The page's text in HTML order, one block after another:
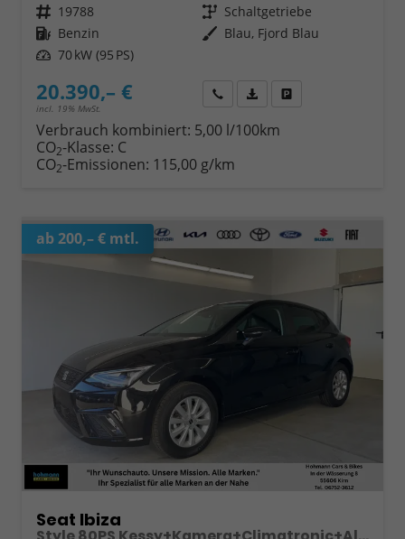
Fahrzeugnr. 19788 Getriebe Schaltgetriebe
Kraftstoff Benzin Außenfarbe Blau, Fjord Blau
Leistung 70 kW (95 PS)
20.390,– €
incl. 19% MwSt.
Wir rufen Sie anFahrzeugexposé (PDF)
Verbrauch kombiniert: 5,00 l/100km
CO2-Klasse: C
CO2-Emissionen: 115,00 g/km
ab 200,– € mtl.
Seat Ibiza